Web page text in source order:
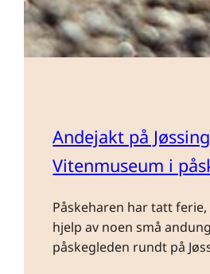
Andejakt på
Vitenmuseum i
Påskeharen har tatt
hjelp av noen små
påskegleden rundt på